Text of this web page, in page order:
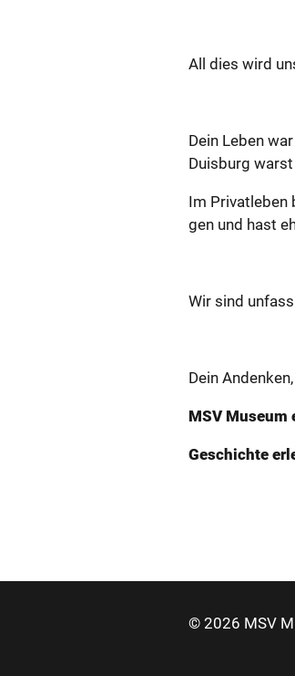
All dies wird
Dein Leben
Duis­burg
Im Pri­vat­le­ben
gen und hast
Wir sind
Dein
MSV Mu­­­­­­­­­­­­­­­­­­­­­­­se­um
Ge­­­­­­­­­­­­­­­­­­­­­­­schich­te
© 2026 MSV